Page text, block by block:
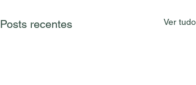
Posts recentes Ver tudo